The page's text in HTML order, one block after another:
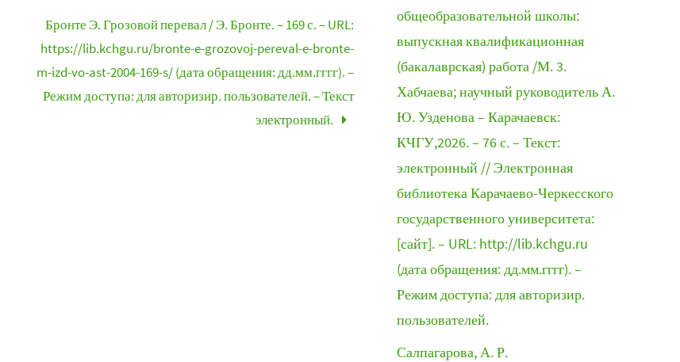
Бронте Э. Грозовой перевал / Э. Бронте. – 169 с. – URL:
https://lib.kchgu.ru/bronte-e-grozovoj-pereval-e-bronte-
m-izd-vo-ast-2004-169-s/ (дата обращения: дд.мм.гггг). –
Режим доступа: для авторизир. пользователей. – Текст
электронный.
общеобразовательной школы:
выпускная квалификационная
(бакалаврская) работа /М. 3.
Хабчаева; научный руководитель А.
Ю. Узденова – Карачаевск:
КЧГУ,2026. – 76 с. – Текст:
электронный // Электронная
библиотека Карачаево-Черкесского
государственного университета:
[сайт]. – URL: http://lib.kchgu.ru
(дата обращения: дд.мм.гггг). –
Режим доступа: для авторизир.
пользователей.
Салпагарова, А. Р.